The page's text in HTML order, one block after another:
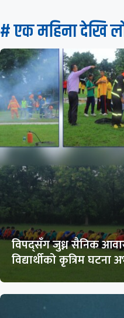
# एक महिना देखि
विपद्सँग जुध्न सैनिक
विद्यार्थीको कृत्रिम घटना